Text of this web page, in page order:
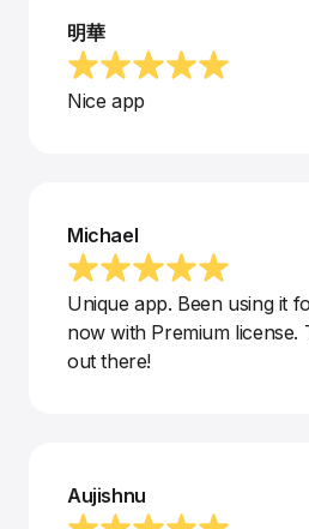
明華
Nice app
Michael
Unique app. Been using it
now with Premium
out there!
Aujishnu